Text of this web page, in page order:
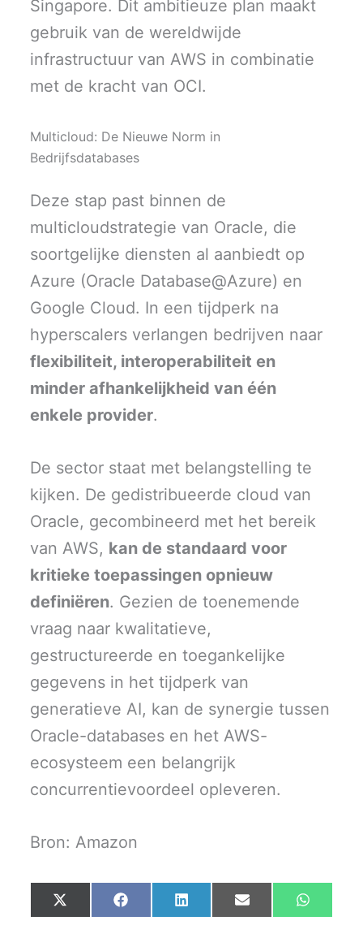
Singapore. Dit ambitieuze plan maakt
gebruik van de wereldwijde
infrastructuur van AWS in combinatie
met de kracht van OCI.
Multicloud: De Nieuwe Norm in
Bedrijfsdatabases
Deze stap past binnen de
multicloudstrategie van Oracle, die
soortgelijke diensten al aanbiedt op
Azure (Oracle Database@Azure) en
Google Cloud. In een tijdperk na
hyperscalers verlangen bedrijven naar
flexibiliteit, interoperabiliteit en
minder afhankelijkheid van één
enkele provider.
De sector staat met belangstelling te
kijken. De gedistribueerde cloud van
Oracle, gecombineerd met het bereik
van AWS, kan de standaard voor
kritieke toepassingen opnieuw
definiëren. Gezien de toenemende
vraag naar kwalitatieve,
gestructureerde en toegankelijke
gegevens in het tijdperk van
generatieve AI, kan de synergie tussen
Oracle-databases en het AWS-
ecosysteem een belangrijk
concurrentievoordeel opleveren.
Bron: Amazon
Share
on
X
(
Share
on
F
a
Share
on
L
i
Share
on
E
m
Share
on
W
h